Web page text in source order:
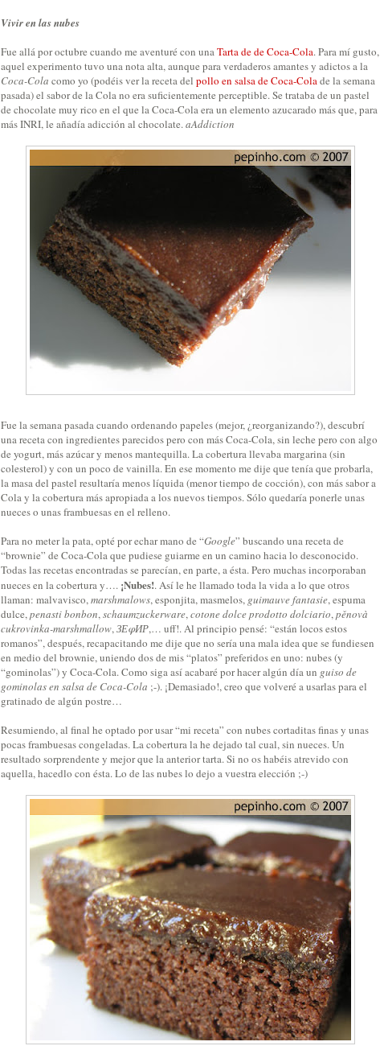
Vivir en las nubes
Fue allá por octubre cuando me aventuré con unaTarta de de Coca-Cola. Para mí gusto,
aquel experimento tuvo una nota alta, aunque para verdaderos amantes y adictos a la
Coca-Cola como yo (podéis ver la receta del pollo en salsa de Coca-Colade la semana
pasada) el sabor de la Cola no era suficientemente perceptible. Se trataba de un pastel
de chocolate muy rico en el que la Coca-Cola era un elemento azucarado más que, para
más INRI, le añadía adicción al chocolate.aAddiction
Fue la semana pasada cuando ordenando papeles (mejor, ¿reorganizando?), descubrí
una receta con ingredientes parecidos pero con más Coca-Cola, sin leche pero con algo
de yogurt, más azúcar y menos mantequilla. La cobertura llevaba margarina (sin
colesterol) y con un poco de vainilla. En ese momento me dije que tenía que probarla,
la masa del pastel resultaría menos líquida (menor tiempo de cocción), con más sabor a
Cola y la cobertura más apropiada a los nuevos tiempos. Sólo quedaría ponerle unas
nueces o unas frambuesas en el relleno.
Para no meter la pata, opté por echar mano de “Google” buscando una receta de
“brownie” de Coca-Cola que pudiese guiarme en un camino hacia lo desconocido.
Todas las recetas encontradas se parecían, en parte, a ésta. Pero muchas incorporaban
nueces en la cobertura y…. ¡Nubes!. Así le he llamado toda la vida a lo que otros
llaman: malvavisco,marshmalows, esponjita, masmelos, guimauve fantasie, espuma
dulce,penasti bonbon,schaumzuckerware,cotone dolce prodotto dolciario,pěnovà
cukrovinka-marshmallow,ЗЕφИР,… uff!. Al principio pensé: “están locos estos
romanos”, después, recapacitando me dije que no sería una mala idea que se fundiesen
en medio del brownie, uniendo dos de mis “platos” preferidos en uno: nubes (y
“gominolas”) y Coca-Cola. Como siga así acabaré por hacer algún día un guiso de
gominolas en salsa de Coca-Cola ;-). ¡Demasiado!, creo que volveré a usarlas para el
gratinado de algún postre…
Resumiendo, al final he optado por usar “mi receta” con nubes cortaditas finas y unas
pocas frambuesas congeladas. La cobertura la he dejado tal cual, sin nueces. Un
resultado sorprendente y mejor que la anterior tarta. Si no os habéis atrevido con
aquella, hacedlo con ésta. Lo de las nubes lo dejo a vuestra elección ;-)